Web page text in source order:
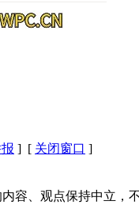
] [ 关闭窗口 ]
容、观点保持中立，